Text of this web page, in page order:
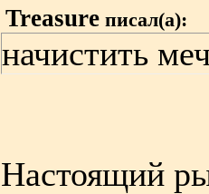
Treasure писал(а):
начистить
Настоящий